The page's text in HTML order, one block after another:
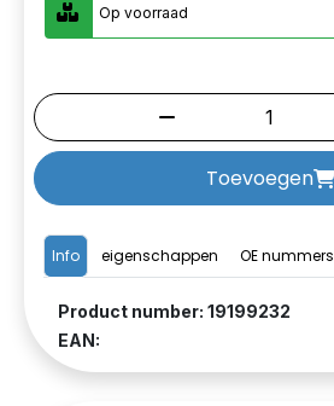
Info eigenschappen OE nummers
Product number: 19199232
EAN:
Op voorraad
Toevoegen